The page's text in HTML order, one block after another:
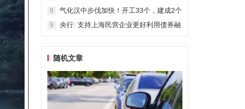
8 气化汉中步伐加快！开工33个，建成2个
9
央行: 支持上海民营企业更好利用债券融
随机文章